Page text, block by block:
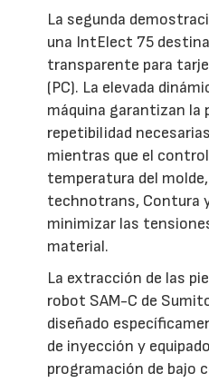
La segunda
una IntElect 75
transparente para
(PC). La elevada
máquina garantizan la
repetibilidad
mientras que el
temperatura del
technotrans, Contura
minimizar las
material.
La extracción de las
robot SAM-C de
diseñado
de inyección y
programación de bajo